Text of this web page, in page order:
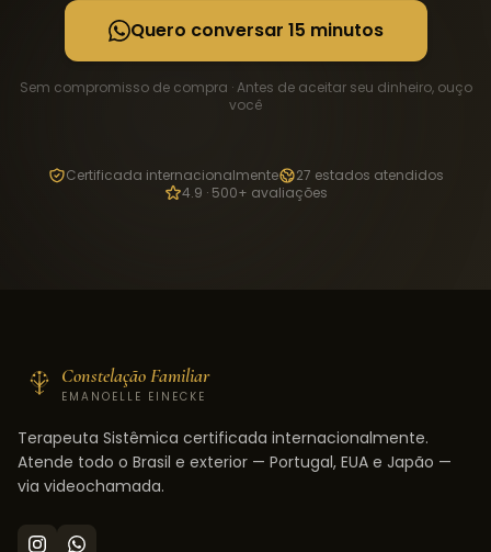
Quero conversar 15 minutos
Sem compromisso de compra · Antes de aceitar seu dinheiro, ouço
você
Certificada internacionalmente
27 estados atendidos
4.9 · 500+ avaliações
Constelação Familiar
EMANOELLE EINECKE
Terapeuta Sistêmica certificada internacionalmente.
Atende todo o Brasil e exterior — Portugal, EUA e Japão —
via videochamada.